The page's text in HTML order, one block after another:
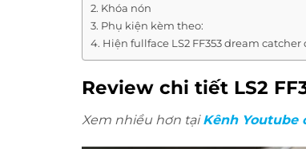
Khóa nón
Phụ kiện kèm theo:
Hiện fullface LS2 FF353 dream
Review chi tiết LS2
Xem nhiều hơn tạiKênh Youtube